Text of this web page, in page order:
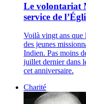
Le volontariat
service de
Voilà vingt ans que
des jeunes
Indien. Pas moins
juillet dernier dans
cet anniversaire.
Charité